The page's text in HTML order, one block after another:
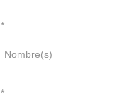
*
Nombre(s)
*